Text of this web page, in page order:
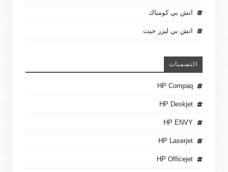
اتش بي كومباك
اتش بي ليزر جيت
التسميات
HP Compaq
HP Deskjet
HP ENVY
HP Laserjet
HP Officejet